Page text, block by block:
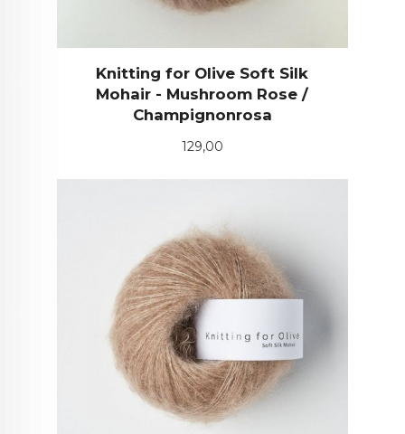
Knitting for Olive Soft Silk
Mohair - Mushroom Rose /
Champignonrosa
Pris
129,00